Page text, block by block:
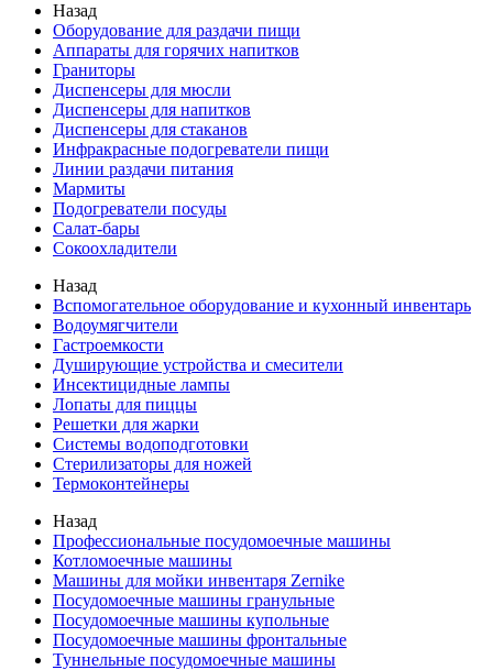
Назад
Оборудование для раздачи пищи
Аппараты для горячих напитков
Граниторы
Диспенсеры для мюсли
Диспенсеры для напитков
Диспенсеры для стаканов
Инфракрасные подогреватели пищи
Линии раздачи питания
Мармиты
Подогреватели посуды
Салат-бары
Сокоохладители
Назад
Вспомогательное оборудование и кухонный инвентарь
Водоумягчители
Гастроемкости
Душирующие устройства и смесители
Инсектицидные лампы
Лопаты для пиццы
Решетки для жарки
Системы водоподготовки
Стерилизаторы для ножей
Термоконтейнеры
Назад
Профессиональные посудомоечные машины
Котломоечные машины
Машины для мойки инвентаря Zernike
Посудомоечные машины гранульные
Посудомоечные машины купольные
Посудомоечные машины фронтальные
Туннельные посудомоечные машины